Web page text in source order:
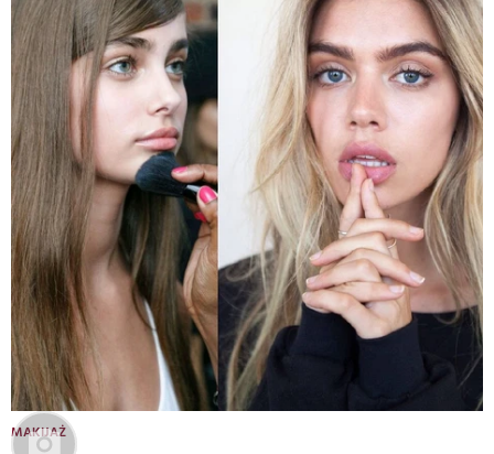
MAKIJAŻ